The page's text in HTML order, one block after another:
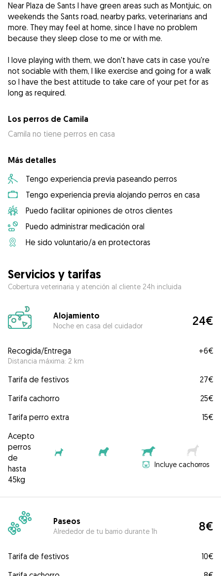
Near Plaza de Sants I have green areas such as Montjuic, on
weekends the Sants road, nearby parks, veterinarians and
more. They may feel at home, since I have no problem
because they sleep close to me or with me.
I love playing with them, we don't have cats in case you're
not sociable with them, I like exercise and going for a walk
so I have the best attitude to take care of your pet for as
long as required.
Los perros de Camila
Camila no tiene perros en casa
Más detalles
Tengo experiencia previa paseando perros
Tengo experiencia previa alojando perros en casa
Puedo facilitar opiniones de otros clientes
Puedo administrar medicación oral
He sido voluntario/a en protectoras
Servicios y tarifas
Cobertura veterinaria y atención al cliente 24h incluida
Alojamiento
Noche en casa del cuidador 24€
Recogida/Entrega
Distancia máxima: 2 km
+6€
Tarifa de festivos
27€
Tarifa cachorro
25€
Tarifa perro extra
15€
Acepto
perros
de
hasta
45kg
Incluye cachorros
Paseos
Alrededor de tu barrio durante 1h 8€
Tarifa de festivos
10€